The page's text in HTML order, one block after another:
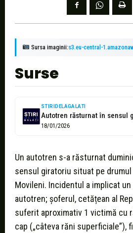
Sursa imaginii:s3.eu-central-
Surse
STIRIDELAGALATI
18/01/2026
Un autotren s-a răsturnat
sensul giratoriu situat pe
Movileni. Incidentul a implicat
autotren; șoferul, cetățean al
suferit aproximativ 1 victimă cu
cap („câteva răni superficiale”),